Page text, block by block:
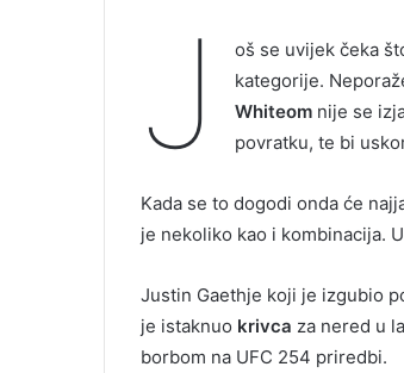
J
oš se uvijek čeka
kategorije.
Whiteomnije se
povratku, te bi
Kada se to dogodi onda će
je nekoliko kao i kombinacija.
Justin Gaethje koji je izgubio
je istaknuo krivca za nered u
borbom na UFC 254 priredbi.